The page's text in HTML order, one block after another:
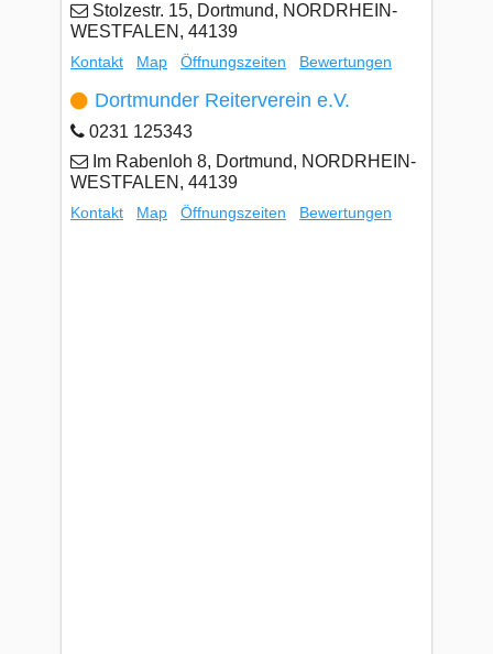
Stolzestr. 15, Dortmund, NORDRHEIN-
WESTFALEN, 44139
Kontakt Map Öffnungszeiten Bewertungen
Dortmunder Reiterverein e.V.
0231 125343
Im Rabenloh 8, Dortmund, NORDRHEIN-
WESTFALEN, 44139
Kontakt Map Öffnungszeiten Bewertungen